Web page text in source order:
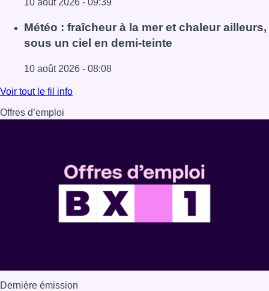
Lire l'article Explosion devant une habitation à Evere:
Météo : fraîcheur à la mer et chaleur ailleurs,
sous un ciel en demi-teinte
10 août 2026 - 08:08
Lire l'article Météo : fraîcheur à la mer et chaleur ailleurs,
Voir tout le fil info
Offres d’emploi
Dernière émission